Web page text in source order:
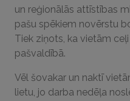
un reģionālās attīstības
pašu spēkiem novērstu
Tiek ziņots, ka vietām
pašvaldībā.
Vēl šovakar un naktī
lietu, jo darba nedēļa